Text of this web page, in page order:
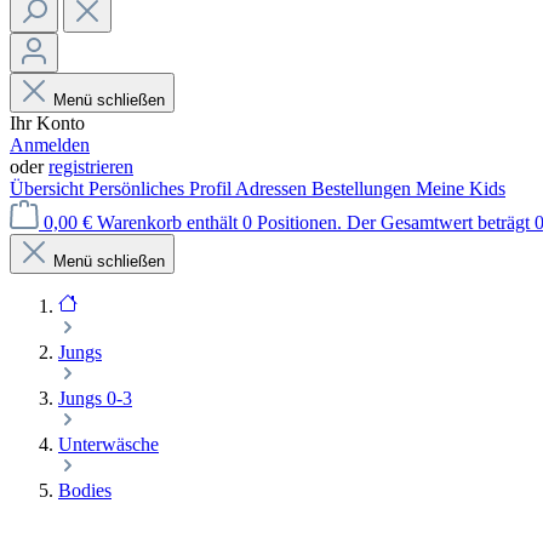
Menü schließen
Ihr Konto
Anmelden
oderregistrieren
Übersicht Persönliches Profil Adressen Bestellungen Meine Kids
0,00 € Warenkorb enthält 0 Positionen. Der Gesamtwert beträgt
Menü schließen
Jungs
Jungs 0-3
Unterwäsche
Bodies